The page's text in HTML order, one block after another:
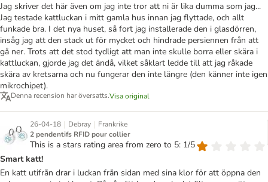
Jag skriver det här även om jag inte tror att ni är lika dumma som jag...
Jag testade kattluckan i mitt gamla hus innan jag flyttade, och allt
funkade bra. I det nya huset, så fort jag installerade den i glasdörren,
insåg jag att den stack ut för mycket och hindrade persiennen från att
gå ner. Trots att det stod tydligt att man inte skulle borra eller skära i
kattluckan, gjorde jag det ändå, vilket såklart ledde till att jag råkade
skära av kretsarna och nu fungerar den inte längre (den känner inte igen
mikrochipet).
Denna recension har översatts.Visa original
26-04-18 | Debray | Frankrike
2 pendentifs RFID pour collier
This is a stars rating area from zero to 5: 1/5
Smart katt!
En katt utifrån drar i luckan från sidan med sina klor för att öppna den